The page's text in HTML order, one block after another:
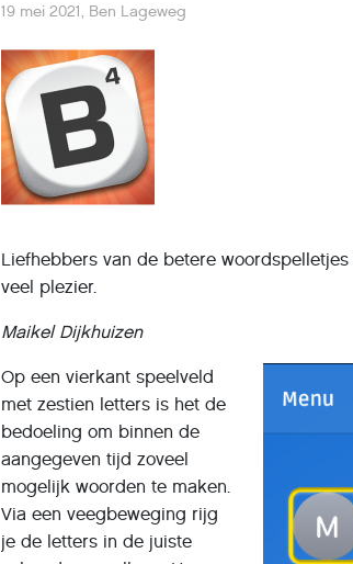
19 mei 2021, Ben Lageweg
Liefhebbers van de betere
veel plezier.
Maikel Dijkhuizen
Op een vierkant speelveld
met zestien letters is het de
bedoeling om binnen de
aangegeven tijd zoveel
mogelijk woorden te maken.
Via een veegbeweging rijg
je de letters in de juiste